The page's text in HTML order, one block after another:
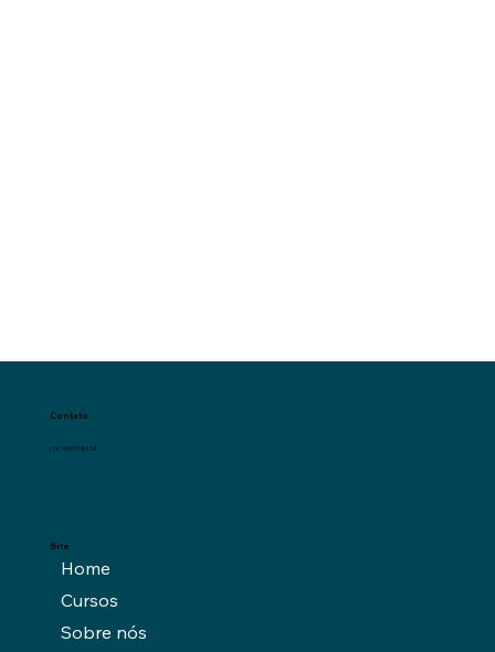
Contato
(38) 99173-8624
Site
Home
Cursos
Sobre nós